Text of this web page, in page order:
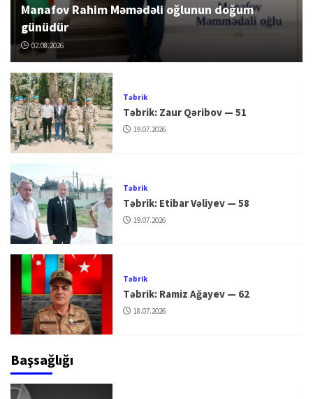
Manafov Rahim Məmədəli oğlunun doğum
günüdür
02.08.2026
Təbrik
Təbrik: Zaur Qəribov — 51
19.07.2026
Təbrik
Təbrik: Etibar Vəliyev — 58
19.07.2026
Təbrik
Təbrik: Ramiz Ağayev — 62
18.07.2026
Başsağlığı